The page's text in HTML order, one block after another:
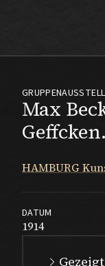
Max
HAMBURG
DATUM
1914